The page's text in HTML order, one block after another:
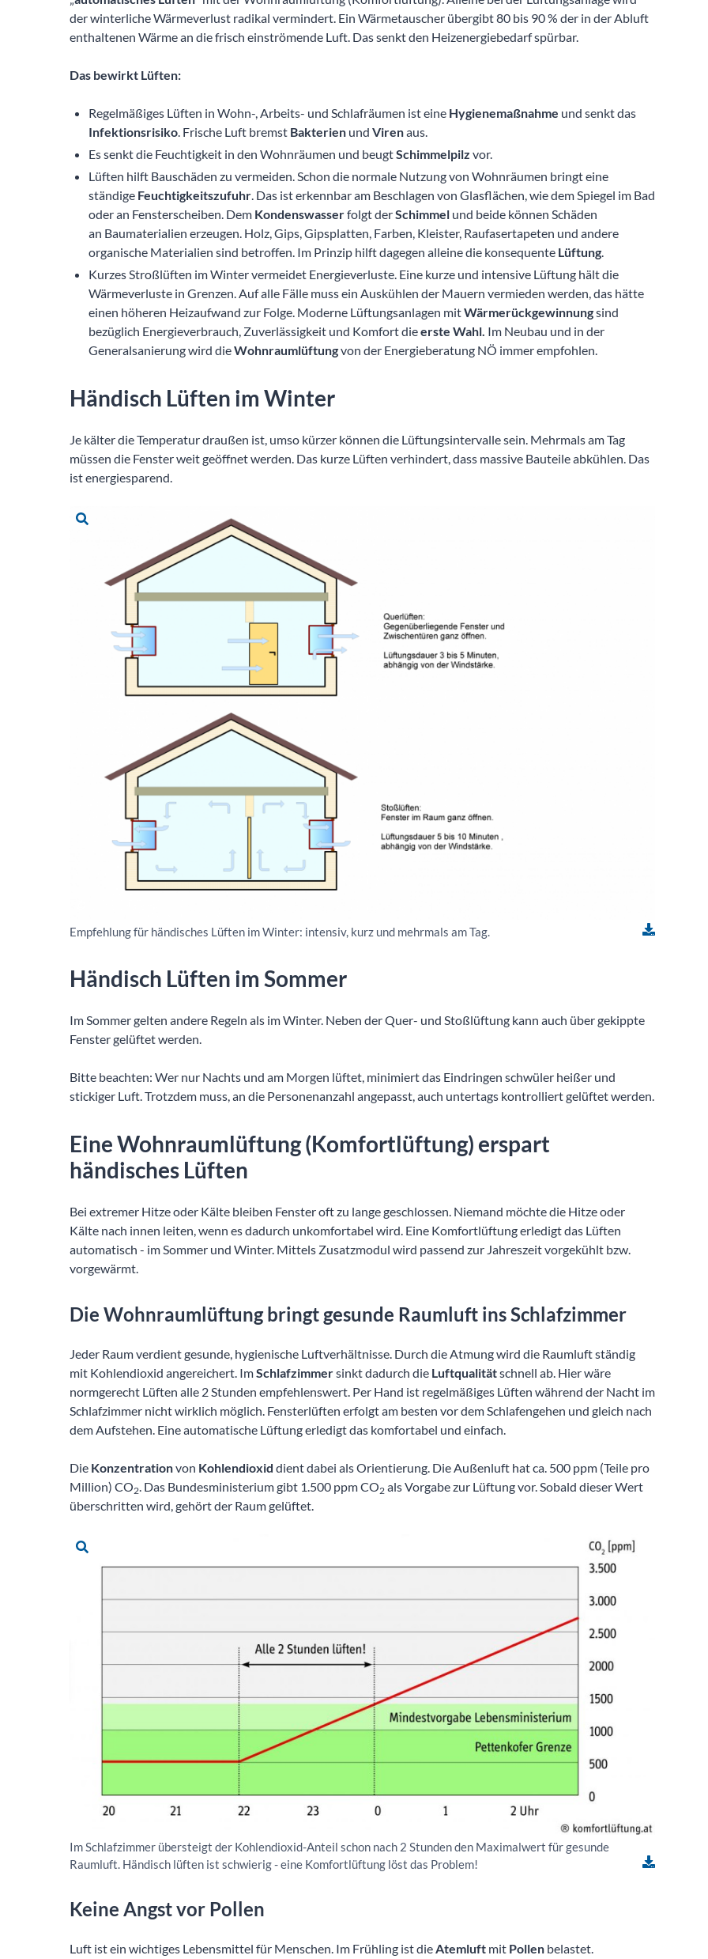
der winterliche Wärmeverlust radikal vermindert. Ein Wärmetauscher übergibt 80 bis 90 % der in der Abluft
enthaltenen Wärme an die frisch einströmende Luft. Das senkt den Heizenergiebedarf spürbar.
Das bewirkt Lüften:
Regelmäßiges Lüften in Wohn-, Arbeits- und Schlafräumen ist eine Hygienemaßnahme
und senkt das
Infektionsrisiko
. Frische Luft bremst Bakterien und Viren
Es senkt die Feuchtigkeit in den Wohnräumen und beugt Schimmelpilz
Lüften hilft Bauschäden zu vermeiden. Schon die normale Nutzung von Wohnräumen bringt eine
ständige Feuchtigkeitszufuhr
. Das ist erkennbar am Beschlagen von Glasflächen, wie dem Spiegel im Bad
oder an Fensterscheiben. Dem Kondenswasser folgt der Schimmel
und beide können Schäden
an Baumaterialien erzeugen. Holz, Gips, Gipsplatten, Farben, Kleister, Raufasertapeten und andere
organische Materialien sind betroffen. Im Prinzip hilft dagegen alleine die konsequente Lüftung
Kurzes Stroßlüften im Winter vermeidet Energieverluste. Eine kurze und intensive Lüftung hält die
Wärmeverluste in Grenzen. Auf alle Fälle muss ein Auskühlen der Mauern vermieden werden, das hätte
einen höheren Heizaufwand zur Folge. Moderne Lüftungsanlagen mit Wärmerückgewinnung
sind
bezüglich Energieverbrauch, Zuverlässigkeit und Komfort die erste Wahl. Im Neubau und in der
Generalsanierung wird die Wohnraumlüftung von der Energieberatung NÖ immer empfohlen.
Händisch Lüften im Winter
Je kälter die Temperatur draußen ist, umso kürzer können die Lüftungsintervalle sein. Mehrmals am Tag
müssen die Fenster weit geöffnet werden. Das kurze Lüften verhindert, dass massive Bauteile abkühlen. Das
ist energiesparend.
Empfehlung für händisches Lüften im Winter: intensiv, kurz und mehrmals am Tag.
Händisch Lüften im Sommer
Im Sommer gelten andere Regeln als im Winter. Neben der Quer- und Stoßlüftung kann auch über gekippte
Fenster gelüftet werden.
Bitte beachten: Wer nur Nachts und am Morgen lüftet, minimiert das Eindringen schwüler heißer und
stickiger Luft. Trotzdem muss, an die Personenanzahl angepasst, auch untertags kontrolliert gelüftet werden.
Eine Wohnraumlüftung (Komfortlüftung) erspart
händisches Lüften
Bei extremer Hitze oder Kälte bleiben Fenster oft zu lange geschlossen. Niemand möchte die Hitze oder
Kälte nach innen leiten, wenn es dadurch unkomfortabel wird. Eine Komfortlüftung erledigt das Lüften
automatisch - im Sommer und Winter. Mittels Zusatzmodul wird passend zur Jahreszeit vorgekühlt bzw.
vorgewärmt.
Die Wohnraumlüftung bringt gesunde Raumluft ins Schlafzimmer
Jeder Raum verdient gesunde, hygienische Luftverhältnisse. Durch die Atmung wird die Raumluft ständig
mit Kohlendioxid angereichert. Im Schlafzimmer sinkt dadurch die Luftqualität
schnell ab. Hier wäre
normgerecht Lüften alle 2 Stunden empfehlenswert. Per Hand ist regelmäßiges Lüften während der Nacht im
Schlafzimmer nicht wirklich möglich. Fensterlüften erfolgt am besten vor dem Schlafengehen und gleich nach
dem Aufstehen. Eine automatische Lüftung erledigt das komfortabel und einfach.
Die Konzentration Kohlendioxid dient dabei als Orientierung. Die Außenluft hat ca. 500 ppm (Teile pro
Million) CO
. Das Bundesministerium gibt 1.500 ppm CO
als Vorgabe zur Lüftung vor. Sobald dieser Wert
überschritten wird, gehört der Raum gelüftet.
Im Schlafzimmer übersteigt der Kohlendioxid-Anteil schon nach 2 Stunden den Maximalwert für gesunde
Raumluft. Händisch lüften ist schwierig - eine Komfortlüftung löst das Problem!
Keine Angst vor Pollen
Luft ist ein wichtiges Lebensmittel für Menschen. Im Frühling ist die Atemluft mit Pollen belastet.